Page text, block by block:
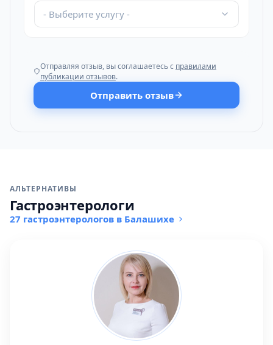
- Выберите услугу -
Отправляя отзыв, вы соглашаетесь с правилами
публикации отзывов.
Отправить отзыв
АЛЬТЕРНАТИВЫ
Гастроэнтерологи
27 гастроэнтерологов в Балашихе